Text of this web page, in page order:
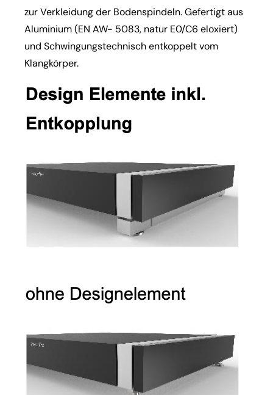
zur Verkleidung der Bodenspindeln. Gefertigt aus
Aluminium (EN AW- 5083, natur E0/C6 eloxiert)
und Schwingungstechnisch entkoppelt vom
Klangkörper.